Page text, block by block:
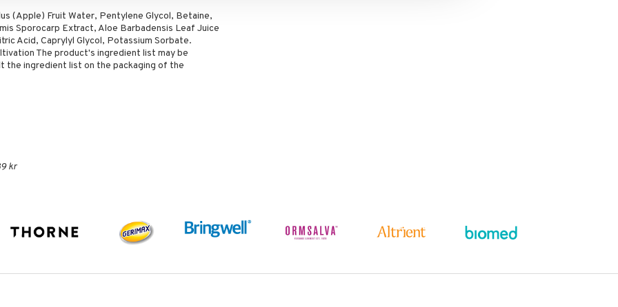
(Apple) Fruit Water, Pentylene Glycol, Betaine,
Sporocarp Extract, Aloe Barbadensis Leaf Juice
Acid, Caprylyl Glycol, Potassium Sorbate.
The product's ingredient list may be
the ingredient list on the packaging of the
kr